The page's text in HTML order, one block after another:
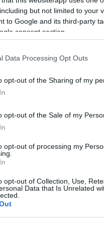
but not limited to your
to Google and its third-party
consent section.
Data Processing Opt Outs
opt-out of the Sharing of my
opt-out of the Sale of my
opt-out of processing my
opt-out of Collection, Use,
Data that Is Unrelated
elkezd elhalni. Így a
káros
jelennek meg.
a szakember képes
légzési problémák,
róla!
Diagnózist
helyettesítheti! Jó